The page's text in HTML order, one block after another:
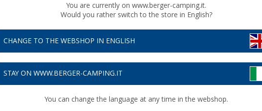
barbecue a carbonella da campeggio è perfetto per chi cerca il vero sapore
con il classico BBQ a brace, ideale per campeggio, giardino e tempo libero.
Per
You are currently on www.berger-camping.it.
Would you rather switch to the store in English?
CHANGE TO THE WEBSHOP IN ENGLISH
STAY ON WWW.BERGER-CAMPING.IT
You can change the language at any time in the webshop.